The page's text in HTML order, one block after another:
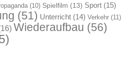
(10) Spielfilm (13) Sport (15)
(51) Unterricht (14) Verkehr (11)
Wiederaufbau (56)